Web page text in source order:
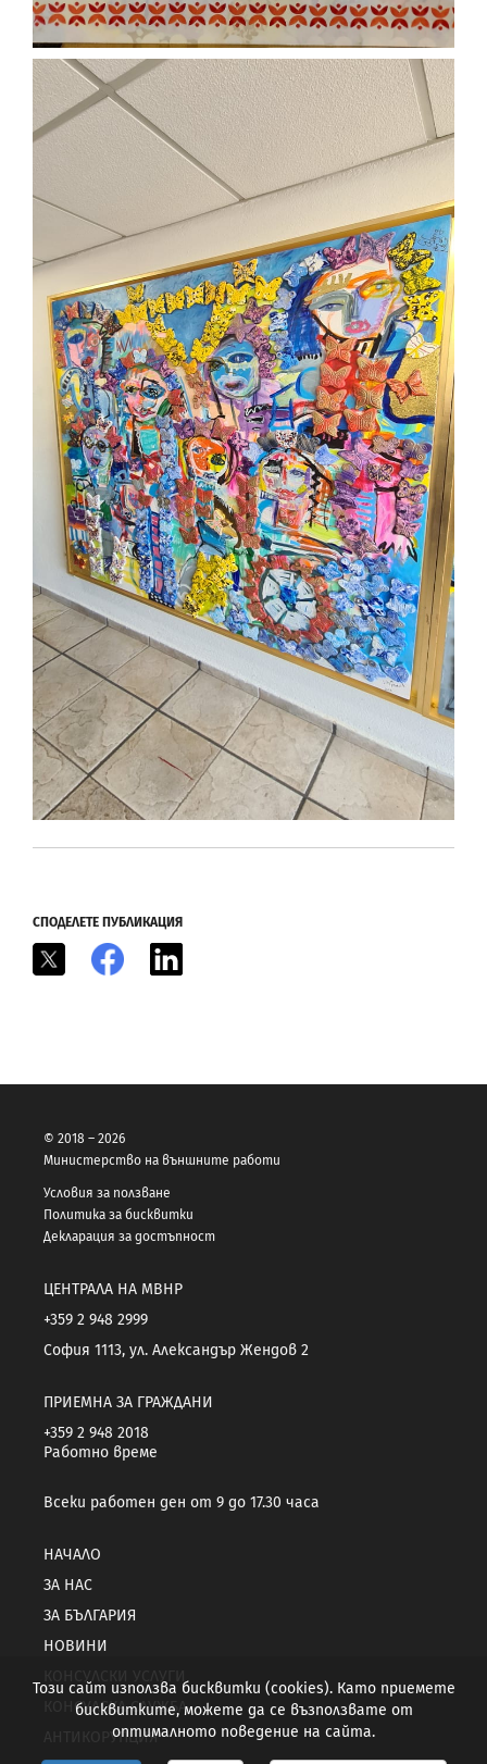
СПОДЕЛЕТЕ ПУБЛИКАЦИЯ
Facebook
© 2018 – 2026
Министерство на външните работи
Условия за ползване
Политика за бисквитки
Декларация за достъпност
ЦЕНТРАЛА НА МВНР
+359 2 948 2999
София 1113, ул. Александър Жендов 2
ПРИЕМНА ЗА ГРАЖДАНИ
+359 2 948 2018
Работно време
Всеки работен ден от 9 до 17.30 часа
НАЧАЛО
ЗА НАС
ЗА БЪЛГАРИЯ
НОВИНИ
КОНСУЛСКА СЛУЖБА
АНТИКОРУПЦИЯ
Този сайт използва бисквитки (cookies). Като приемете
бисквитките, можете да се възползвате от
оптималното поведение на сайта.